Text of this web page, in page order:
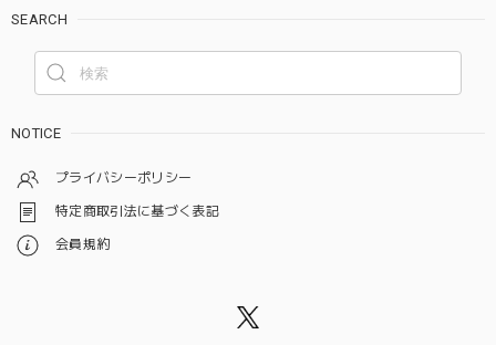
SEARCH
NOTICE
プライバシーポリシー
特定商取引法に基づく表記
会員規約